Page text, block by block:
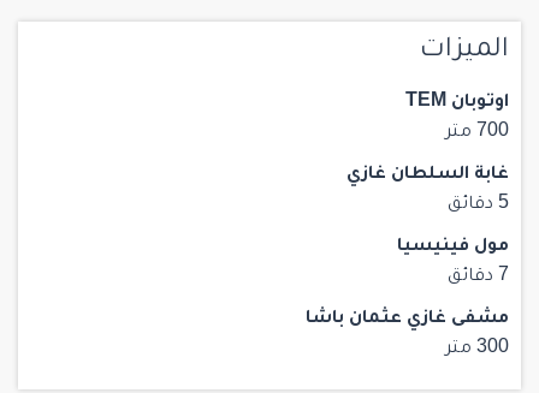
الميزات
اوتوبان TEM
700 متر
غابة السلطان غازي
5 دقائق
مول فينيسيا
7 دقائق
مشفى غازي عثمان باشا
300 متر